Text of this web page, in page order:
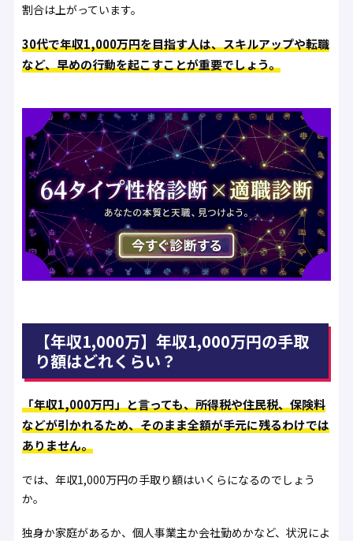
割合は上がっています。
30代で年収1,000万円を目指す人は、スキルアップや転職
など、早めの行動を起こすことが重要でしょう。
【年収1,000万】年収1,000万円の手取
り額はどれくらい？
「年収1,000万円」と言っても、所得税や住民税、保険料
などが引かれるため、そのまま全額が手元に残るわけでは
ありません。
では、年収1,000万円の手取り額はいくらになるのでしょう
か。
独身か家庭があるか、個人事業主か会社勤めかなど、状況によ